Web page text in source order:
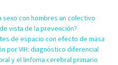
sexo con hombres un colectivo
vista de la prevención?
de espacio con efecto de masa
por VIH: diagnóstico diferencial
y el linfoma cerebral primario